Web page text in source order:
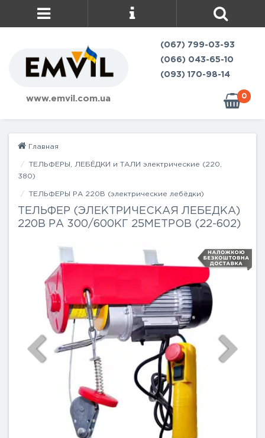
www.emvil.com.ua
(067) 799-03-93
(066) 043-65-10
(093) 170-98-14
0
Главная
ТЕЛЬФЕРЫ, ЛЕБЁДКИ и ТАЛИ электрические (220,
380)
ТЕЛЬФЕРЫ РА 220В (электрические лебёдки)
ТЕЛЬФЕР (ЭЛЕКТРИЧЕСКАЯ ЛЕБЕДКА)
220В РА 300/600КГ 25МЕТРОВ (22-602)